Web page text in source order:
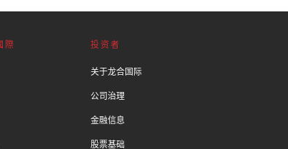
際 投资者
关于龙合国际
公司治理
金融信息
股票基础